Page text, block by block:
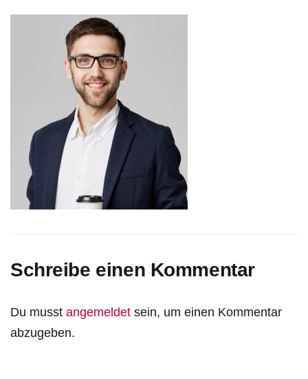
DAS NEUE VEREINSHEFT IST DA!
Schreibe einen Kommentar
Du musst angemeldet sein, um einen Kommentar
abzugeben.